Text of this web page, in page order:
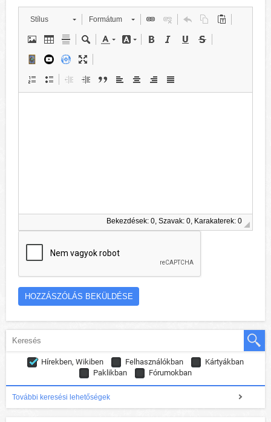
Stílus Formátum
Bekezdések: 0, Szavak: 0, Karakaterek: 0
Hírekben, Wikiben Felhasználókban
Kártyákban
Paklikban
Fórumokban
További keresési lehetőségek